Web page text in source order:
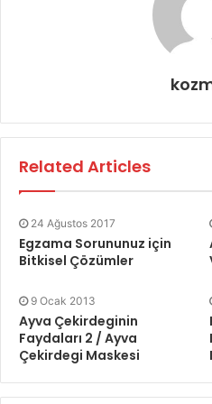
Related Articles
24 Ağustos 2017
Egzama Sorununuz için
Bitkisel Çözümler
9 Ocak 2013
Ayva Çekirdeginin
Faydaları 2 / Ayva
Çekirdegi Maskesi